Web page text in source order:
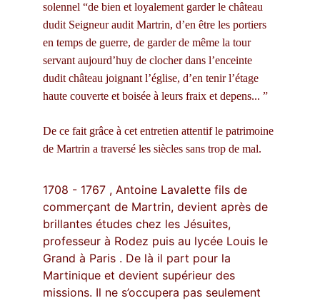
solennel “de bien et loyalement garder le château
dudit Seigneur audit Martrin, d’en être les portiers
en temps de guerre, de garder de même la tour
servant aujourd’huy de clocher dans l’enceinte
dudit château joignant l’église, d’en tenir l’étage
haute couverte et boisée à leurs fraix et depens... ”
De ce fait grâce à cet entretien attentif le patrimoine
de Martrin a traversé les siècles sans trop de mal.
1708 - 1767 , Antoine Lavalette fils de
commerçant de Martrin, devient après de
brillantes études chez les Jésuites,
professeur à Rodez puis au lycée Louis le
Grand à Paris . De là il part pour la
Martinique et devient supérieur des
missions. Il ne s’occupera pas seulement